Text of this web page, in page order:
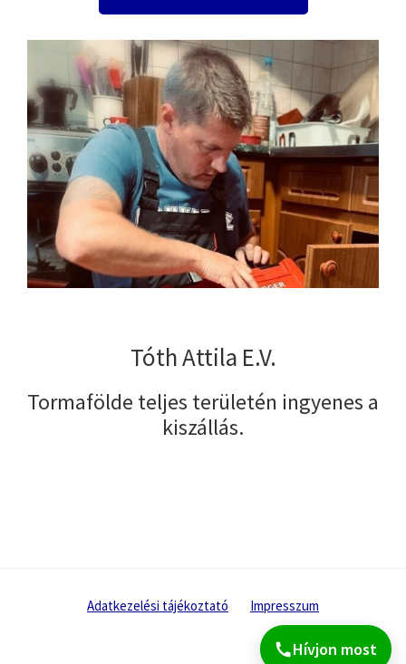
Tóth Attila E.V.
Tormafölde teljes területén ingyenes a
kiszállás.
Hívjon most
Adatkezelési tájékoztató Impresszum